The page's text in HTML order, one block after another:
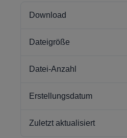
Download
Dateigröße
Datei-Anzahl
Erstellungsdatum
Zuletzt aktualisiert